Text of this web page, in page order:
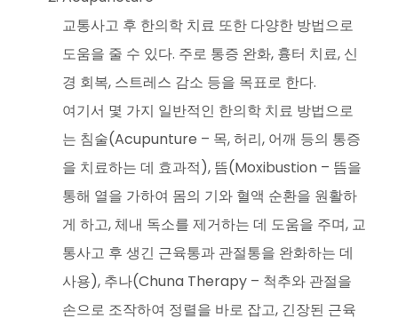
교통사고 후 한의학 치료 또한 다양한 방법으로
도움을 줄 수 있다. 주로 통증 완화, 흉터 치료, 신
경 회복, 스트레스 감소 등을 목표로 한다.
여기서 몇 가지 일반적인 한의학 치료 방법으로
는 침술(Acupunture – 목, 허리, 어깨 등의 통증
을 치료하는 데 효과적), 뜸(Moxibustion – 뜸을
통해 열을 가하여 몸의 기와 혈액 순환을 원활하
게 하고, 체내 독소를 제거하는 데 도움을 주며, 교
통사고 후 생긴 근육통과 관절통을 완화하는 데
사용), 추나(Chuna Therapy – 척추와 관절을
손으로 조작하여 정렬을 바로 잡고, 긴장된 근육